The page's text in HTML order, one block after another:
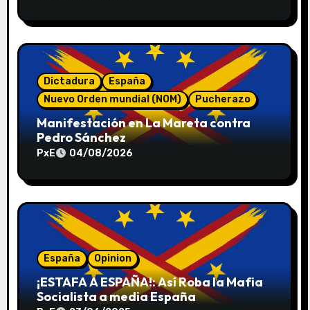
r
a
s
Dictadura
España
Nuevo Orden mundial (NOM)
Pucherazo
Manifestación en La Mareta contra
Pedro Sánchez
PxE 04/08/2026
España Opinion
¡ESTAFA A ESPAÑA!: Así Roba la Mafia
Socialista a media España